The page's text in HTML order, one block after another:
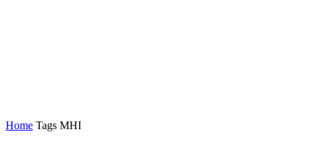
Home Tags MHI